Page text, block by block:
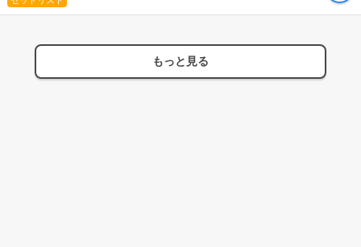
もっと見る